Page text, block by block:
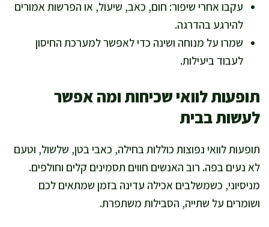
עקבו אחרי שיפור: חום, כאב, שיעול, או הפרשות אמורים
להירגע בהדרגה.
שמרו על מנוחה ושינה כדי לאפשר למערכת החיסון
לעבוד ביעילות.
תופעות לוואי שכיחות ומה אפשר
לעשות בבית
תופעות לוואי נפוצות כוללות בחילה, כאבי בטן, שלשול, וטעם
לא נעים בפה. רוב האנשים חווים תסמינים קלים וחולפים.
מניסיוני, כשמשלבים אכילה עדינה בזמן שמתאים לכם
ושומרים על שתייה, הסבילות משתפרת.